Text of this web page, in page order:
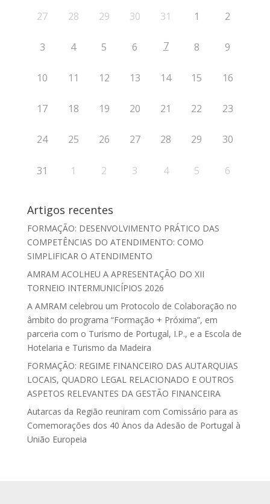
27 28 29 30 31 1 2
3 4 5 6 7 8 9
10 11 12 13 14 15 16
17 18 19 20 21 22 23
24 25 26 27 28 29 30
31 1 2 3 4 5 6
Artigos recentes
FORMAÇÃO: DESENVOLVIMENTO PRÁTICO DAS
COMPETÊNCIAS DO ATENDIMENTO: COMO
SIMPLIFICAR O ATENDIMENTO
AMRAM ACOLHEU A APRESENTAÇÃO DO XII
TORNEIO INTERMUNICÍPIOS 2026
A AMRAM celebrou um Protocolo de Colaboração no
âmbito do programa “Formação + Próxima”, em
parceria com o Turismo de Portugal, I.P., e a Escola de
Hotelaria e Turismo da Madeira
FORMAÇÃO: REGIME FINANCEIRO DAS AUTARQUIAS
LOCAIS, QUADRO LEGAL RELACIONADO E OUTROS
ASPETOS RELEVANTES DA GESTÃO FINANCEIRA
Autarcas da Região reuniram com Comissário para as
Comemorações dos 40 Anos da Adesão de Portugal à
União Europeia